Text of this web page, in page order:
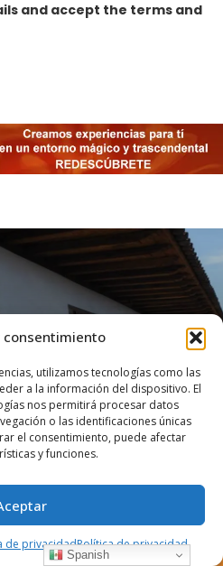
consentimiento
utilizamos tecnologías como las
a la información del dispositivo. El
nos permitirá procesar datos
o las identificaciones únicas
el consentimiento, puede afectar
y funciones.
de privacidadPolítica de privacidad
and accept the terms and
un paréntesis en el
7793 views
espacio en donde el tiempo
del siglo XIX
Spanish